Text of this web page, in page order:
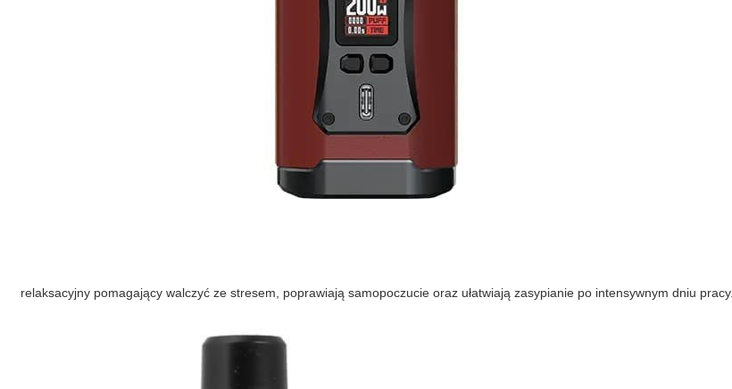
relaksacyjny pomagający walczyć ze stresem, poprawiają samopoczucie oraz ułatwiają zasypianie po intensywnym dniu pracy.